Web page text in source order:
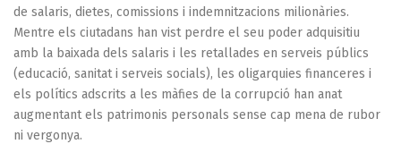
de salaris, dietes, comissions i indemnitzacions milionàries.
Mentre els ciutadans han vist perdre el seu poder adquisitiu
amb la baixada dels salaris i les retallades en serveis públics
(educació, sanitat i serveis socials), les oligarquies financeres i
els polítics adscrits a les màfies de la corrupció han anat
augmentant els patrimonis personals sense cap mena de rubor
ni vergonya.